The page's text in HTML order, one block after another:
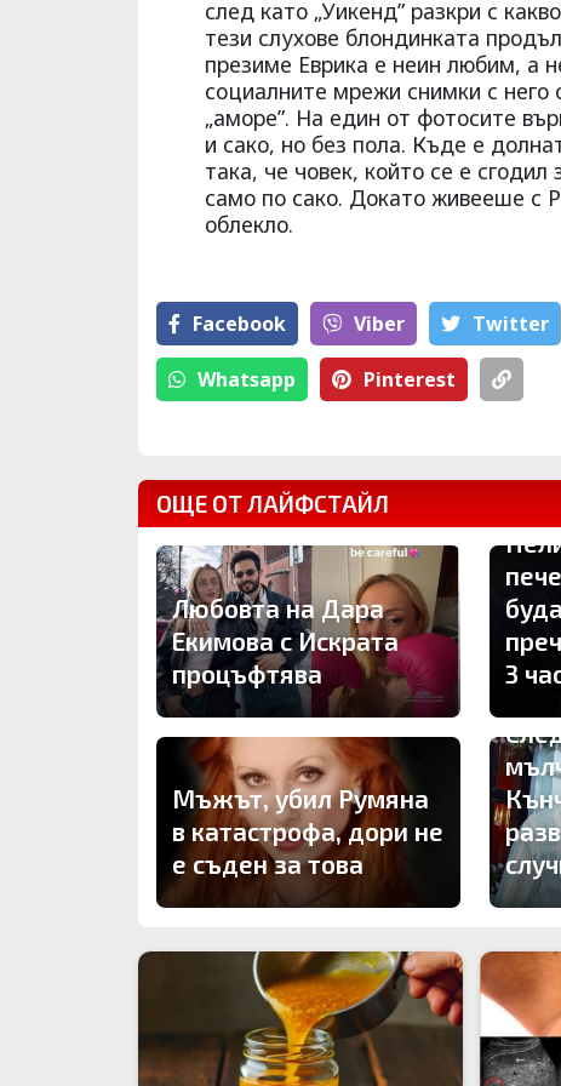
след като „Уикенд” разкри с
тези слухове блондинката
презиме Еврика е неин любим, а
социалните мрежи снимки с
„аморе”. На един от фотосите
и сако, но без пола. Къде е
така, че човек, който се е
само по сако. Докато живееше с
облекло.
Facebook Viber Тwitter
Whatsapp Pinterest
ОЩЕ ОТ ЛАЙФСТАЙЛ
Любовта на Дара
Екимова с Искрата
процъфтява
3
Мъжът, убил Румяна
в катастрофа, дори не
е съден за това